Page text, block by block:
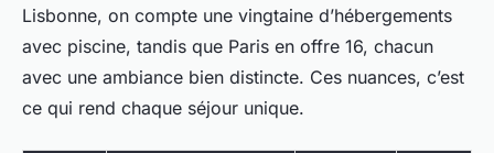
Lisbonne, on compte une vingtaine d’hébergements
avec piscine, tandis que Paris en offre 16, chacun
avec une ambiance bien distincte. Ces nuances, c’est
ce qui rend chaque séjour unique.